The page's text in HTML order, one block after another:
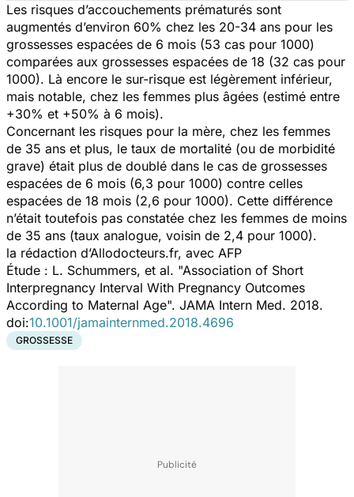
Les risques d’accouchements prématurés sont
augmentés d’environ 60% chez les 20-34 ans pour les
grossesses espacées de 6 mois (53 cas pour 1000)
comparées aux grossesses espacées de 18 (32 cas pour
1000). Là encore le sur-risque est légèrement inférieur,
mais notable, chez les femmes plus âgées (estimé entre
+30% et +50% à 6 mois).
Concernant les risques pour la mère, chez les femmes
de 35 ans et plus, le taux de mortalité (ou de morbidité
grave) était plus de doublé dans le cas de grossesses
espacées de 6 mois (6,3 pour 1000) contre celles
espacées de 18 mois (2,6 pour 1000). Cette différence
n’était toutefois pas constatée chez les femmes de moins
de 35 ans (taux analogue, voisin de 2,4 pour 1000).
la rédaction d’Allodocteurs.fr, avec AFP
Étude : L. Schummers, et al. "Association of Short
Interpregnancy Interval With Pregnancy Outcomes
According to Maternal Age". JAMA Intern Med. 2018.
doi:10.1001/jamainternmed.2018.4696
GROSSESSE